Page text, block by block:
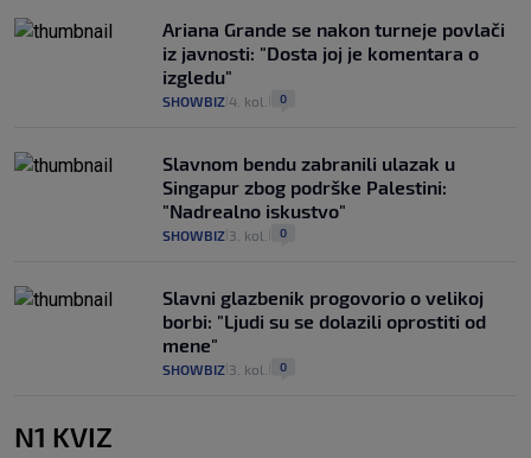
Ariana Grande se nakon turneje povlači
iz javnosti: "Dosta joj je komentara o
izgledu"
SHOWBIZ 4. kol. 0
Slavnom bendu zabranili ulazak u
Singapur zbog podrške Palestini:
"Nadrealno iskustvo"
SHOWBIZ 3. kol. 0
Slavni glazbenik progovorio o velikoj
borbi: "Ljudi su se dolazili oprostiti od
mene"
SHOWBIZ 3. kol. 0
N1 KVIZ